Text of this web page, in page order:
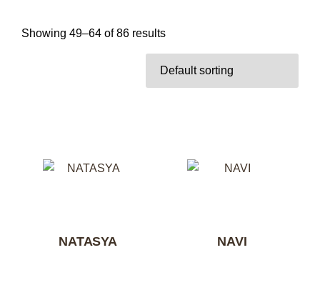
Showing 49–64 of 86 results
NATASYA NAVI